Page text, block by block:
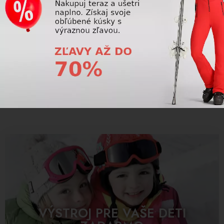
2 3
Pre dámy ponúkame lyžiarske rukavice značky LEKI a Reusch, ktoré
majú jedinečný dizajn. Tieto rukavice disponujú vysokou kvalitou
použitého materiálu a izoláciou, ktorá zabezpečí maximálne teplo a
VÝSTROJ PRE VAŠE DETI